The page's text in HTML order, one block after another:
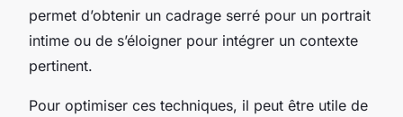
permet d’obtenir un cadrage serré pour un portrait
intime ou de s’éloigner pour intégrer un contexte
pertinent.
Pour optimiser ces techniques, il peut être utile de